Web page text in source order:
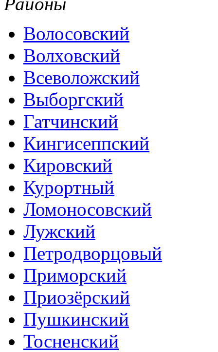
Волосовский
Волховский
Всеволожский
Выборгский
Гатчинский
Кингисеппский
Кировский
Курортный
Ломоносовский
Лужский
Петродворцовый
Приморский
Приозёрский
Пушкинский
Тосненский